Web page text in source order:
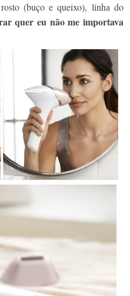
(buço e queixo), linha do
quer eu não me importava